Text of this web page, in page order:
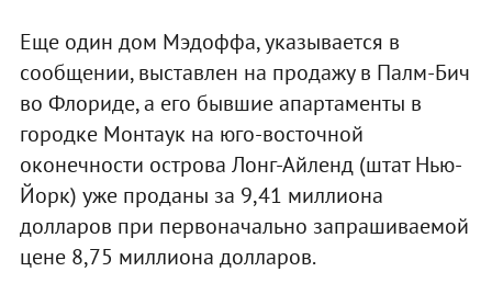
Еще один дом Мэдоффа, указывается в
сообщении, выставлен на продажу в Палм-Бич
во Флориде, а его бывшие апартаменты в
городке Монтаук на юго-восточной
оконечности острова Лонг-Айленд (штат Нью-
Йорк) уже проданы за 9,41 миллиона
долларов при первоначально запрашиваемой
цене 8,75 миллиона долларов.